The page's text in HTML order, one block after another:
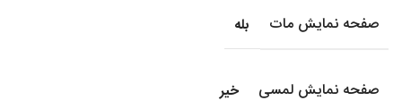
صفحه نمایش مات بله
صفحه نمایش لمسی خیر